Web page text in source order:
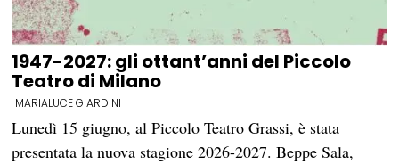
1947-2027: gli ottant’anni del Piccolo
Teatro di Milano
MARIALUCE GIARDINI
Lunedì 15 giugno, al Piccolo Teatro Grassi, è stata
presentata la nuova stagione 2026-2027. Beppe Sala,